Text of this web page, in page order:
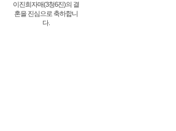
이진희자매(3청6진)의 결
혼을 진심으로 축하합니
다.